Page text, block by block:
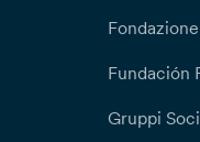
Fundación
Gruppi